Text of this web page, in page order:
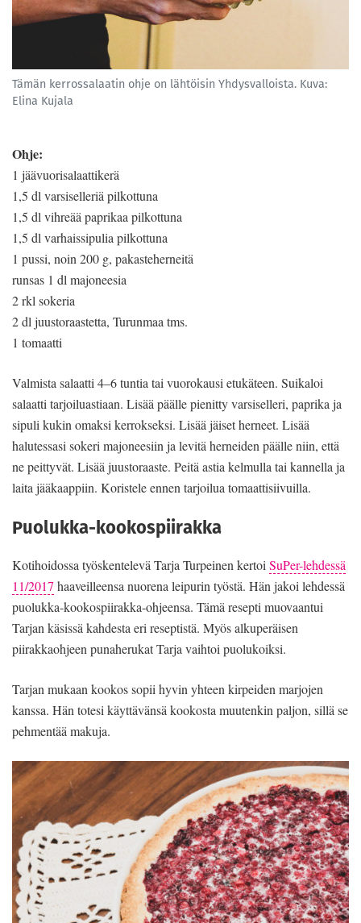
Tämän kerrossalaatin ohje on lähtöisin Yhdysvalloista. Kuva:
Elina Kujala
Ohje:
1 jäävuorisalaattikerä
1,5 dl varsiselleriä pilkottuna
1,5 dl vihreää paprikaa pilkottuna
1,5 dl varhaissipulia pilkottuna
1 pussi, noin 200 g, pakasteherneitä
runsas 1 dl majoneesia
2 rkl sokeria
2 dl juustoraastetta, Turunmaa tms.
1 tomaatti
Valmista salaatti 4–6 tuntia tai vuorokausi etukäteen. Suikaloi
salaatti tarjoiluastiaan. Lisää päälle pienitty varsiselleri, paprika ja
sipuli kukin omaksi kerrokseksi. Lisää jäiset herneet. Lisää
halutessasi sokeri majoneesiin ja levitä herneiden päälle niin, että
ne peittyvät. Lisää juustoraaste. Peitä astia kelmulla tai kannella ja
laita jääkaappiin. Koristele ennen tarjoilua tomaattisiivuilla.
Puolukka-kookospiirakka
Kotihoidossa työskentelevä Tarja Turpeinen kertoi SuPer-lehdessä
11/2017 haaveilleensa nuorena leipurin työstä. Hän jakoi lehdessä
puolukka-kookospiirakka-ohjeensa. Tämä resepti muovaantui
Tarjan käsissä kahdesta eri reseptistä. Myös alkuperäisen
piirakkaohjeen punaherukat Tarja vaihtoi puolukoiksi.
Tarjan mukaan kookos sopii hyvin yhteen kirpeiden marjojen
kanssa. Hän totesi käyttävänsä kookosta muutenkin paljon, sillä se
pehmentää makuja.